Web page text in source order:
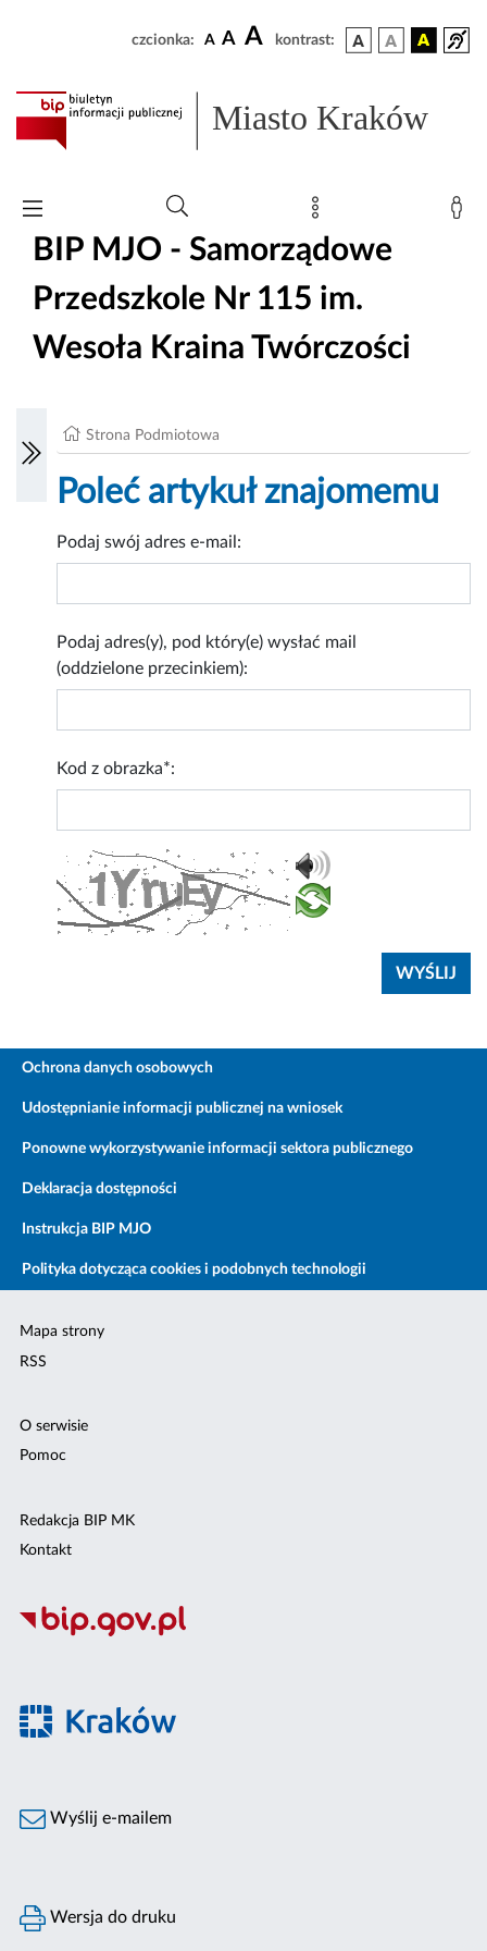
czcionka: A A A kontrast:
Miasto Kraków
BIP MJO - Samorządowe
Przedszkole Nr 115 im.
Wesoła Kraina Twórczości
Strona Podmiotowa
Poleć artykuł znajomemu
Podaj swój adres e-mail:
Podaj adres(y), pod który(e) wysłać mail
(oddzielone przecinkiem):
Kod z obrazka*:
Ochrona danych osobowych
Udostępnianie informacji publicznej na wniosek
Ponowne wykorzystywanie informacji sektora publicznego
Deklaracja dostępności
Instrukcja BIP MJO
Polityka dotycząca cookies i podobnych technologii
Mapa strony
RSS
O serwisie
Pomoc
Redakcja BIP MK
Kontakt
Wyślij e-mailem
Wersja do druku